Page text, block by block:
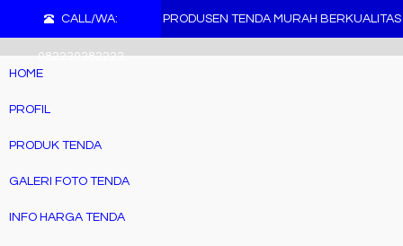
CALL/WA:
082230382223
PRODUSEN TENDA MURAH BERKUALITAS
HOME
PROFIL
PRODUK TENDA
GALERI FOTO TENDA
INFO HARGA TENDA